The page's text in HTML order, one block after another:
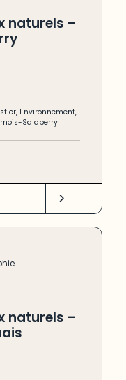
naturels –
, Environnement,
Salaberry
naturels –